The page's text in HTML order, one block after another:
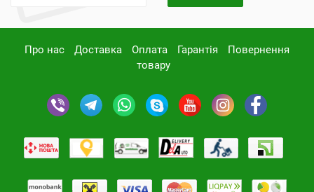
Про нас Доставка Оплата Гарантія
Повернення
товару